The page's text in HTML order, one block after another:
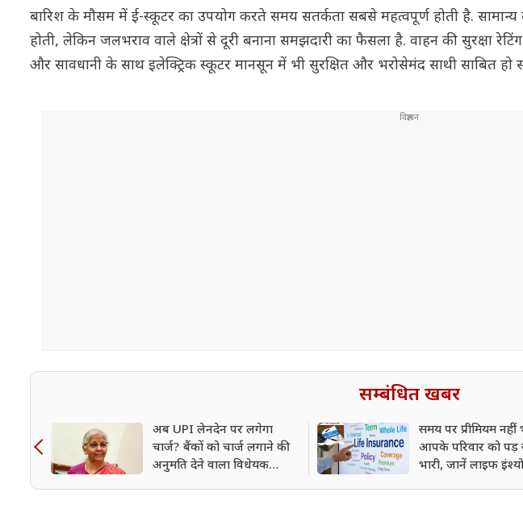
बारिश के मौसम में ई-स्कूटर का उपयोग करते समय सतर्कता सबसे महत्वपूर्ण होती है. सामान्य
होती, लेकिन जलभराव वाले क्षेत्रों से दूरी बनाना समझदारी का फैसला है. वाहन की सुरक्षा
और सावधानी के साथ इलेक्ट्रिक स्कूटर मानसून में भी सुरक्षित और भरोसेमंद साथी साबित हो
सम्बंधित खबर
अब UPI लेनदेन पर लगेगा
चार्ज? बैंकों को चार्ज लगाने की
अनुमति देने वाला विधेयक
समय पर प्रीमियम नहीं
आपके परिवार को पड़
भारी, जानें लाइफ